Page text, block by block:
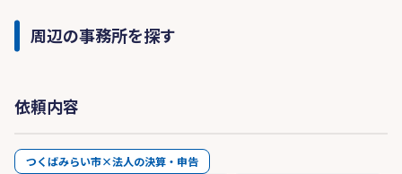
周辺の事務所を探す
依頼内容
つくばみらい市×法人の決算・申告